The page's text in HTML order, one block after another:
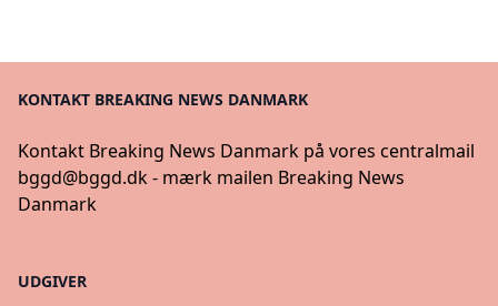
KONTAKT BREAKING NEWS DANMARK
Kontakt Breaking News Danmark på vores centralmail
bggd@bggd.dk- mærk mailen Breaking News
Danmark
UDGIVER